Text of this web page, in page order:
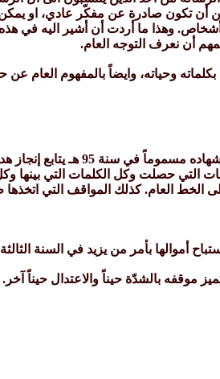
أن تكون صادرة عن مفكّر عادي، او
وهذا ما أردت أن أشير اليه في هذه
أن نعرف التوجه العام.
وحياته، وايضاً بالمفهوم العام
كان الإمام السجّاد (عليه السلام) ما بين
التي حصلت وكل الكلمات التي بينها
الخط العام. كذلك المواقف التي اتخذها